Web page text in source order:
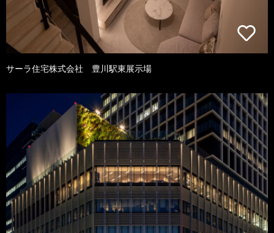
サーラ住宅株式会社 豊川駅東展示場